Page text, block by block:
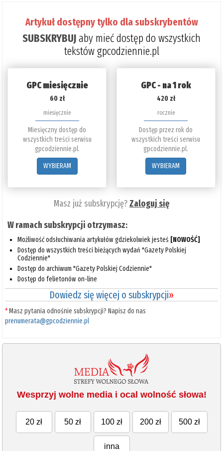
Artykuł dostępny tylko dla subskrybentów
SUBSKRYBUJaby mieć dostęp do wszystkich
tekstów gpcodziennie.pl
GPC miesięcznie
60 zł
miesięcznie
Miesięczny dostęp do
wszystkich treści serwisu
gpcodziennie.pl.
WYBIERAM
GPC - na 1 rok
420 zł
rocznie
Dostęp przez rok do
wszystkich treści serwisu
gpcodziennie.pl.
WYBIERAM
Masz już subskrypcję?Zaloguj się
W ramach subskrypcji otrzymasz:
Możliwość odsłuchiwania artykułów gdziekolwiek jesteś [NOWOŚĆ]
Dostęp do wszystkich treści bieżących wydań "Gazety Polskiej
Codziennie"
Dostęp do archiwum "Gazety Polskiej Codziennie"
Dostęp do felietonów on-line
Dowiedz się więcej o subskrypcji»
*Masz pytania odnośnie subskrypcji? Napisz do nas
prenumerata@gpcodziennie.pl
Wesprzyj wolne media i ocal wolność słowa!
20 zł 50 zł 100 zł 200 zł 500 zł
inna